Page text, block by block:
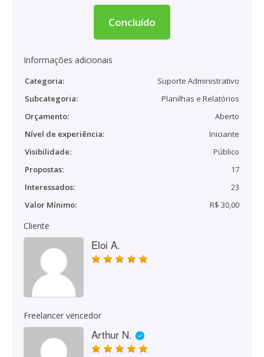
Concluído
Informações adicionais
Categoria:
Suporte Administrativo
Subcategoria:
Planilhas e Relatórios
Orçamento:
Aberto
Nível de experiência:
Iniciante
Visibilidade:
Público
Propostas:
17
Interessados:
23
Valor Mínimo:
R$ 30,00
Cliente
Eloi A.
Freelancer vencedor
Arthur N.